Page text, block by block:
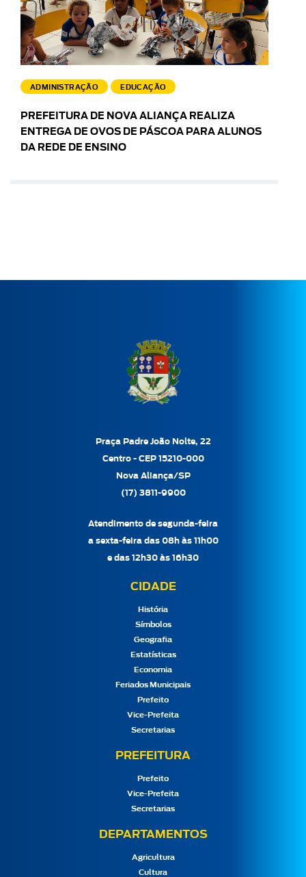
ADMINISTRAÇÃO EDUCAÇÃO
PREFEITURA DE NOVA ALIANÇA REALIZA
ENTREGA DE OVOS DE PÁSCOA PARA ALUNOS
DA REDE DE ENSINO
Praça Padre João Nolte, 22
Centro - CEP 15210-000
Nova Aliança/SP
(17) 3811-9900
Atendimento de segunda-feira
a sexta-feira das 08h às 11h00
e das 12h30 às 16h30
CIDADE
História
Símbolos
Geografia
Estatísticas
Economia
Feriados Municipais
Prefeito
Vice-Prefeita
Secretarias
PREFEITURA
Prefeito
Vice-Prefeita
Secretarias
DEPARTAMENTOS
Agricultura
Cultura